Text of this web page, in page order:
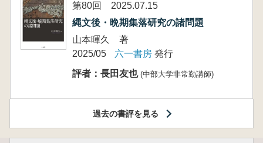
第80回 2025.07.15
縄文後・晩期集落研究の諸問題
山本暉久 著
2025/05
六一書房 発行
評者：長田友也 (中部大学非常勤講師)
過去の書評を見る